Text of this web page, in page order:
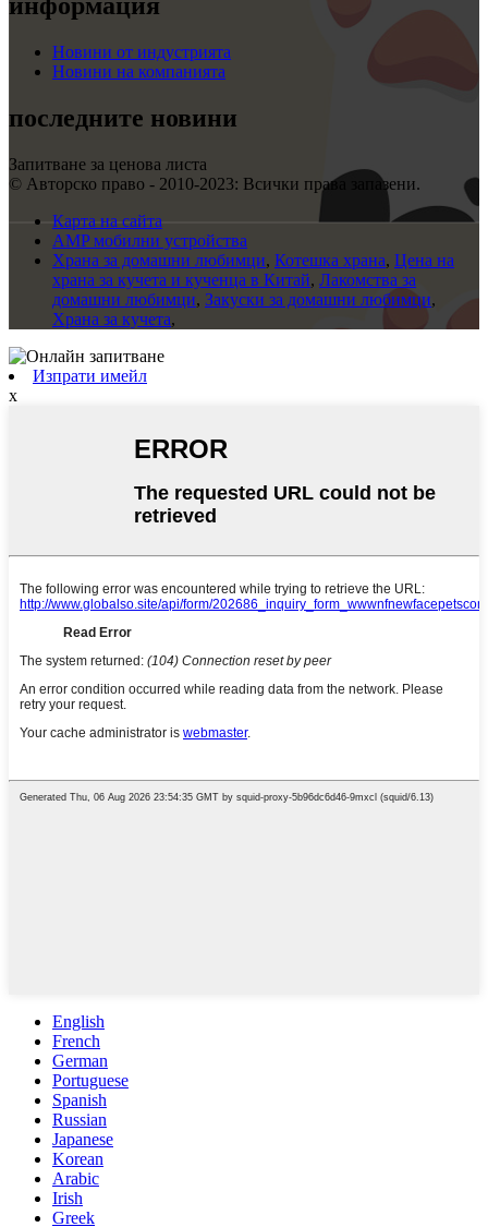
Новини от индустрията
Новини на компанията
последните новини
Запитване за ценова листа
© Авторско право - 2010-2023: Всички права запазени.
Карта на сайта
AMP мобилни устройства
Храна за домашни любимци, Котешка храна, Цена на
храна за кучета и кученца в Китай, Лакомства за
домашни любимци, Закуски за домашни любимци,
Храна за кучета,
Изпрати имейл
x
English
French
German
Portuguese
Spanish
Russian
Japanese
Korean
Arabic
Irish
Greek